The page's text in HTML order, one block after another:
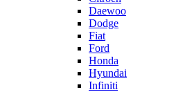
Daewoo
Dodge
Fiat
Ford
Honda
Hyundai
Infiniti